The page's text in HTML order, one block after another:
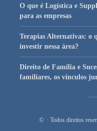
O que é Logística e
para as empresas
Terapias Alternativas: o
investir nessa área?
Direito de Família e
familiares, os vínculos
© · Todos direitos